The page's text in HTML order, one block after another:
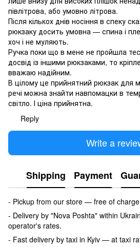
півлітрова, або умовно літрова.
Після кількох днів носіння в спеку
рюкзаку досить умовна — спина і
хоч і не муляють.
Ручка поки що в мене не пройшла
досвід із іншими рюкзаками, то
вважаю надійним.
В цілому це прийнятний рюкзак для
речі можна знайти навпомацки в
світло. І ціна прийнятна.
Reply
Write a
Shipping Payment
- Pickup from our store — free of
- Delivery by "Nova Poshta" within
operator's rates.
- Fast delivery by taxi in Kyiv — at taxi